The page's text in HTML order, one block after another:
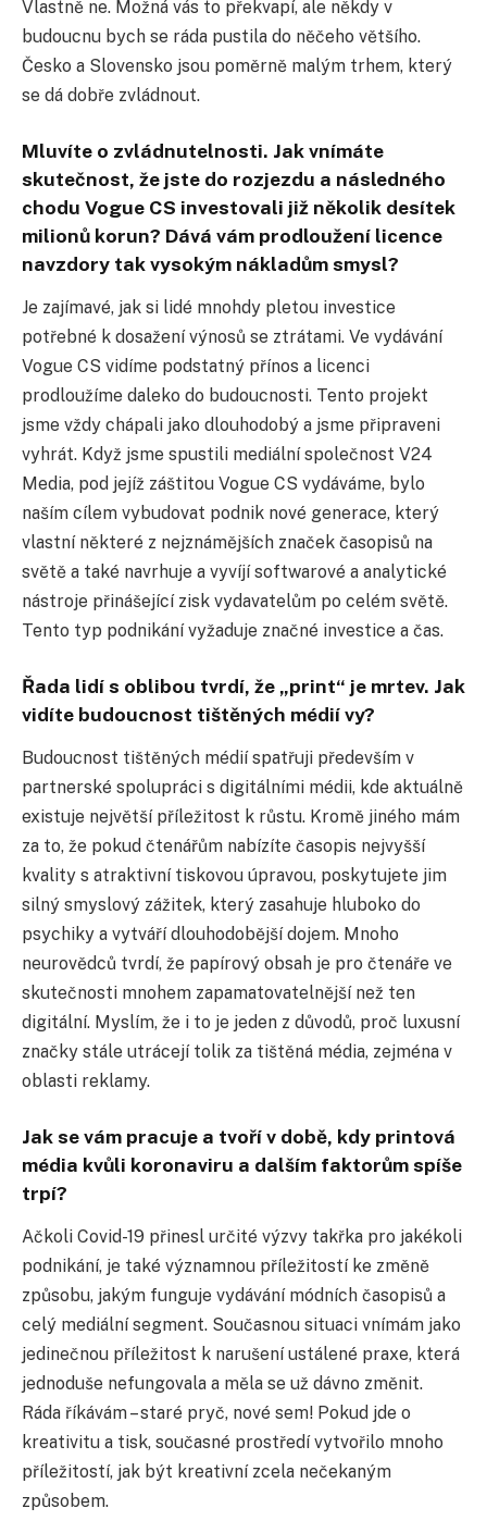
Vlastně ne. Možná vás to překvapí, ale někdy v
budoucnu bych se ráda pustila do něčeho většího.
Česko a Slovensko jsou poměrně malým trhem, který
se dá dobře zvládnout.
Mluvíte o zvládnutelnosti. Jak vnímáte
skutečnost, že jste do rozjezdu a následného
chodu Vogue CS investovali již několik desítek
milionů korun? Dává vám prodloužení licence
navzdory tak vysokým nákladům smysl?
Je zajímavé, jak si lidé mnohdy pletou investice
potřebné k dosažení výnosů se ztrátami. Ve vydávání
Vogue CS vidíme podstatný přínos a licenci
prodloužíme daleko do budoucnosti. Tento projekt
jsme vždy chápali jako dlouhodobý a jsme připraveni
vyhrát. Když jsme spustili mediální společnost V24
Media, pod jejíž záštitou Vogue CS vydáváme, bylo
naším cílem vybudovat podnik nové generace, který
vlastní některé z nejznámějších značek časopisů na
světě a také navrhuje a vyvíjí softwarové a analytické
nástroje přinášející zisk vydavatelům po celém světě.
Tento typ podnikání vyžaduje značné investice a čas.
Řada lidí s oblibou tvrdí, že „print“ je mrtev. Jak
vidíte budoucnost tištěných médií vy?
Budoucnost tištěných médií spatřuji především v
partnerské spolupráci s digitálními médii, kde aktuálně
existuje největší příležitost k růstu. Kromě jiného mám
za to, že pokud čtenářům nabízíte časopis nejvyšší
kvality s atraktivní tiskovou úpravou, poskytujete jim
silný smyslový zážitek, který zasahuje hluboko do
psychiky a vytváří dlouhodobější dojem. Mnoho
neurovědců tvrdí, že papírový obsah je pro čtenáře ve
skutečnosti mnohem zapamatovatelnější než ten
digitální. Myslím, že i to je jeden z důvodů, proč luxusní
značky stále utrácejí tolik za tištěná média, zejména v
oblasti reklamy.
Jak se vám pracuje a tvoří v době, kdy printová
média kvůli koronaviru a dalším faktorům spíše
trpí?
Ačkoli Covid-19 přinesl určité výzvy takřka pro jakékoli
podnikání, je také významnou příležitostí ke změně
způsobu, jakým funguje vydávání módních časopisů a
celý mediální segment. Současnou situaci vnímám jako
jedinečnou příležitost k narušení ustálené praxe, která
jednoduše nefungovala a měla se už dávno změnit.
Ráda říkávám – staré pryč, nové sem! Pokud jde o
kreativitu a tisk, současné prostředí vytvořilo mnoho
příležitostí, jak být kreativní zcela nečekaným
způsobem.